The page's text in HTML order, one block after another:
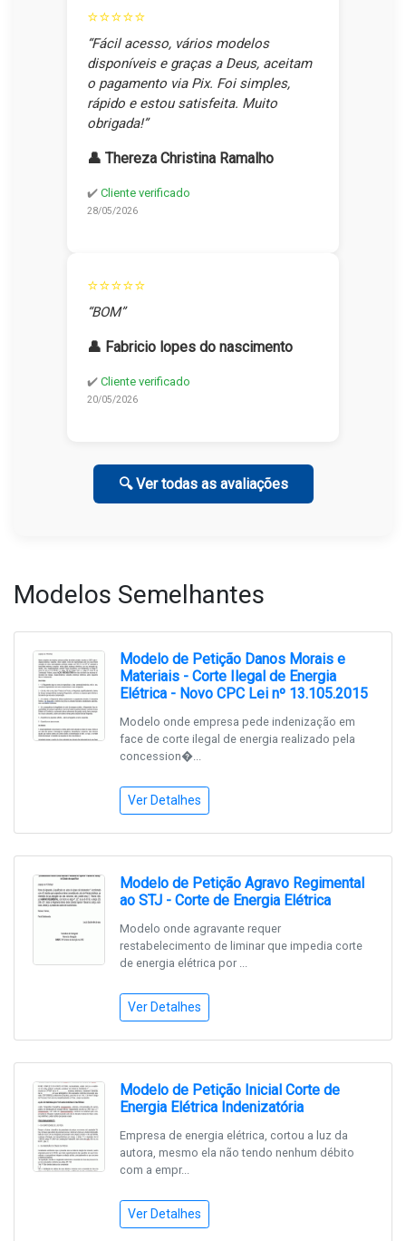
⭐⭐⭐⭐⭐
“Fácil acesso, vários modelos
disponíveis e graças a Deus, aceitam
o pagamento via Pix. Foi simples,
rápido e estou satisfeita. Muito
obrigada!”
👤 Thereza Christina Ramalho
✔️ Cliente verificado
28/05/2026
⭐⭐⭐⭐⭐
“BOM”
👤 Fabricio lopes do nascimento
✔️ Cliente verificado
20/05/2026
🔍 Ver todas as avaliações
Modelos Semelhantes
Modelo de Petição Danos Morais e
Materiais - Corte Ilegal de Energia
Elétrica - Novo CPC Lei nº 13.105.2015
Modelo onde empresa pede indenização em
face de corte ilegal de energia realizado pela
concession�...
Ver Detalhes
Modelo de Petição Agravo Regimental
ao STJ - Corte de Energia Elétrica
Modelo onde agravante requer
restabelecimento de liminar que impedia corte
de energia elétrica por ...
Ver Detalhes
Modelo de Petição Inicial Corte de
Energia Elétrica Indenizatória
Empresa de energia elétrica, cortou a luz da
autora, mesmo ela não tendo nenhum débito
com a empr...
Ver Detalhes